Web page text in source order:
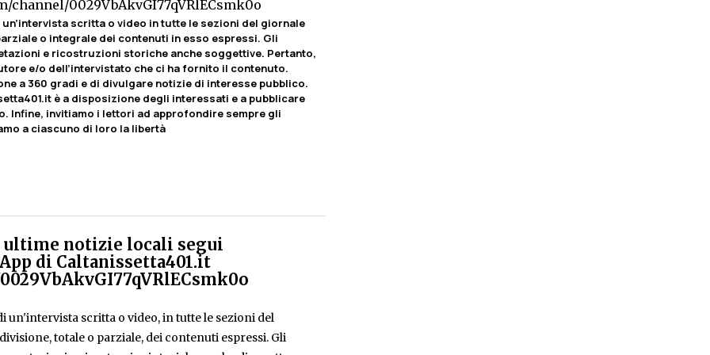
channel/0029VbAkvGI77qVRlECsmk0o
scritta o video in tutte le sezioni del giornale
o integrale dei contenuti in esso espressi. Gli
e ricostruzioni storiche anche soggettive. Pertanto,
e/o dell’intervistato che ci ha fornito il contenuto.
a 360 gradi e di divulgare notizie di interesse pubblico.
è a disposizione degli interessati e a pubblicare
Infine, invitiamo i lettori ad approfondire sempre gli
a ciascuno di loro la libertà
notizie locali segui
di Caltanissetta401.it
un'intervista scritta o video, in tutte le sezioni del
totale o parziale, dei contenuti espressi. Gli